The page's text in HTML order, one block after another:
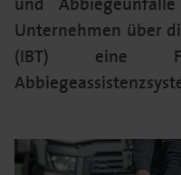
Unternehmen über
(IBT) eine